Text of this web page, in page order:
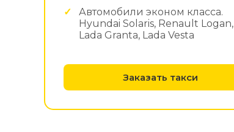
Автомобили эконом класса.
Hyundai Solaris, Renault Logan,
Lada Granta, Lada Vesta
Заказать такси